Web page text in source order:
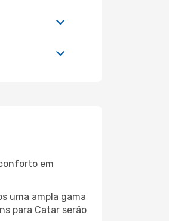
em
uma ampla gama
para Catar serão